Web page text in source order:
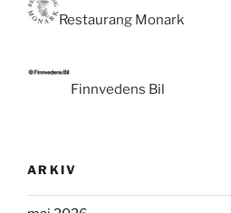
Restaurang Monark
Finnvedens Bil
ARKIV